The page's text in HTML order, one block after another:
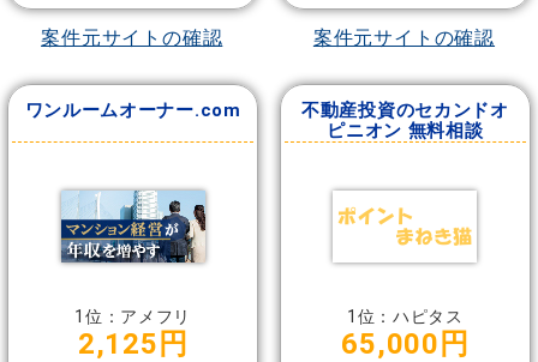
案件元サイトの確認 案件元サイトの確認
ワンルームオーナー.com
1位：アメフリ
2,125円
不動産投資のセカンドオ
ピニオン 無料相談
1位：ハピタス
65,000円